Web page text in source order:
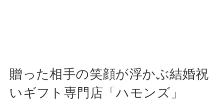
贈った相手の笑顔が浮かぶ結婚祝
いギフト専門店「ハモンズ」